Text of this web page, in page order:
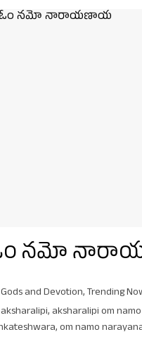
నమో
Gods and Devotion,Trending
aksharalipi, aksharalipi om
,om namo